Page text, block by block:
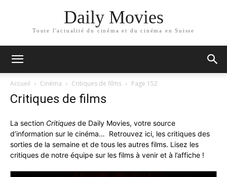
Daily Movies
Toute l'actualité du cinéma et du cinéma en Suisse
Accueil Cinéma Critiques de films Page 152
Critiques de films
La section Critiques de Daily Movies, votre source
d’information sur le cinéma… Retrouvez ici, les critiques des
sorties de la semaine et de tous les autres films. Lisez les
critiques de notre équipe sur les films à venir et à l’affiche !